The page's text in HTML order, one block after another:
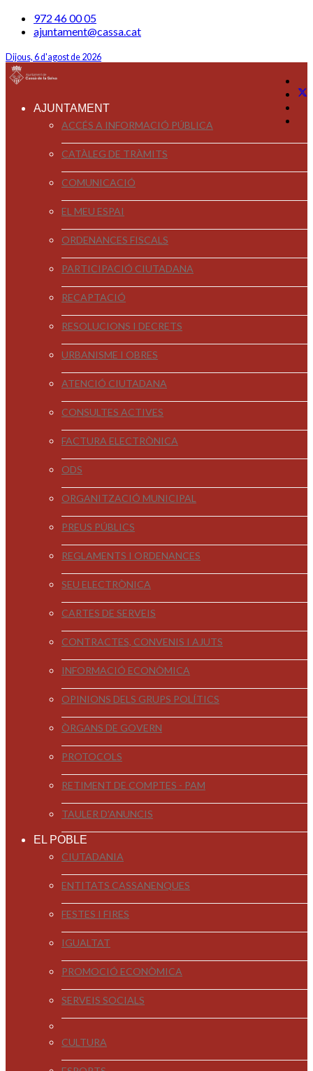
972 46 00 05
ajuntament@cassa.cat
Dijous, 6 d'agost de 2026
AJUNTAMENT
ACCÉS A INFORMACIÓ PÚBLICA
CATÀLEG DE TRÀMITS
COMUNICACIÓ
EL MEU ESPAI
ORDENANCES FISCALS
PARTICIPACIÓ CIUTADANA
RECAPTACIÓ
RESOLUCIONS I DECRETS
URBANISME I OBRES
ATENCIÓ CIUTADANA
CONSULTES ACTIVES
FACTURA ELECTRÒNICA
ODS
ORGANITZACIÓ MUNICIPAL
PREUS PÚBLICS
REGLAMENTS I ORDENANCES
SEU ELECTRÒNICA
CARTES DE SERVEIS
CONTRACTES, CONVENIS I AJUTS
INFORMACIÓ ECONÒMICA
OPINIONS DELS GRUPS POLÍTICS
ÒRGANS DE GOVERN
PROTOCOLS
RETIMENT DE COMPTES - PAM
TAULER D'ANUNCIS
EL POBLE
CIUTADANIA
ENTITATS CASSANENQUES
FESTES I FIRES
IGUALTAT
PROMOCIÓ ECONÒMICA
SERVEIS SOCIALS
CULTURA